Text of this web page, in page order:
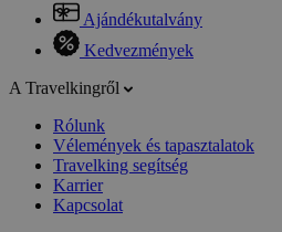
Ajándékutalvány
Kedvezmények
A Travelkingről
Rólunk
Vélemények és tapasztalatok
Travelking segítség
Karrier
Kapcsolat